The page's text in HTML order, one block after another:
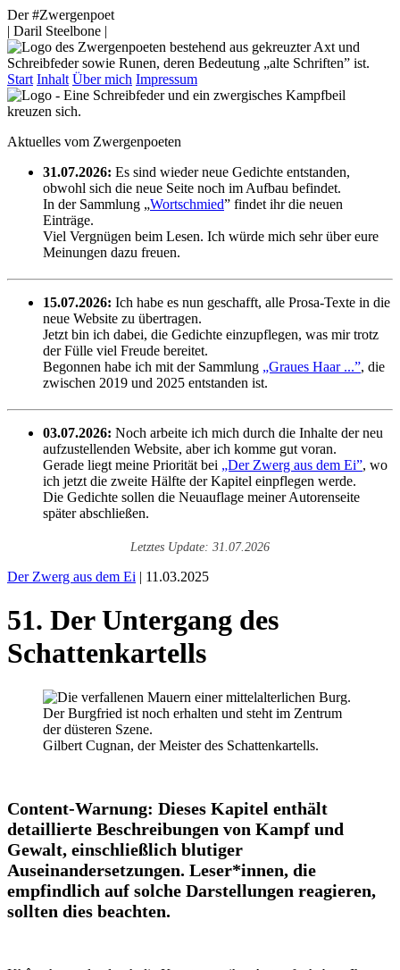
Der #Zwergenpoet
| Daril Steelbone |
Start Inhalt Über mich Impressum
Aktuelles vom Zwergenpoeten
31.07.2026: Es sind wieder neue Gedichte entstanden,
obwohl sich die neue Seite noch im Aufbau befindet.
In der Sammlung „Wortschmied” findet ihr die neuen
Einträge.
Viel Vergnügen beim Lesen. Ich würde mich sehr über eure
Meinungen dazu freuen.
15.07.2026: Ich habe es nun geschafft, alle Prosa-Texte in die
neue Website zu übertragen.
Jetzt bin ich dabei, die Gedichte einzupflegen, was mir trotz
der Fülle viel Freude bereitet.
Begonnen habe ich mit der Sammlung „Graues Haar ...”, die
zwischen 2019 und 2025 entstanden ist.
03.07.2026: Noch arbeite ich mich durch die Inhalte der neu
aufzustellenden Website, aber ich komme gut voran.
Gerade liegt meine Priorität bei „Der Zwerg aus dem Ei”, wo
ich jetzt die zweite Hälfte der Kapitel einpflegen werde.
Die Gedichte sollen die Neuauflage meiner Autorenseite
später abschließen.
Letztes Update: 31.07.2026
Der Zwerg aus dem Ei | 11.03.2025
51. Der Untergang des
Schattenkartells
Gilbert Cugnan, der Meister des Schattenkartells.
Content-Warnung: Dieses Kapitel enthält
detaillierte Beschreibungen von Kampf und
Gewalt, einschließlich blutiger
Auseinandersetzungen. Leser*innen, die
empfindlich auf solche Darstellungen reagieren,
sollten dies beachten.